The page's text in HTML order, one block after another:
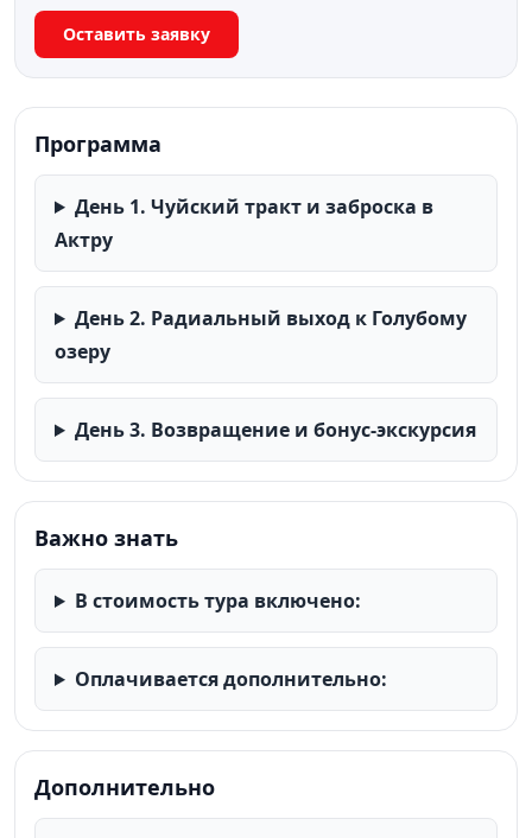
Оставить заявку
Программа
День 1. Чуйский тракт и заброска в
Актру
День 2. Радиальный выход к Голубому
озеру
День 3. Возвращение и бонус-экскурсия
Важно знать
В стоимость тура включено:
Оплачивается дополнительно:
Дополнительно